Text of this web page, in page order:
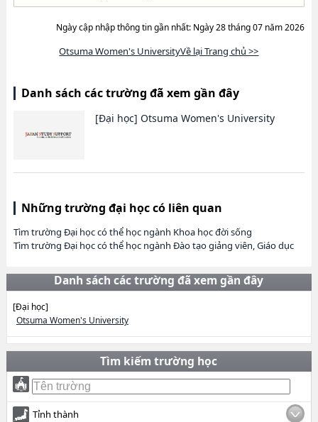
Ngày cập nhập thông tin gần nhất: Ngày 28 tháng 07 năm 2026
Otsuma Women's UniversityVề lại Trang chủ >>
Danh sách các trường đã xem gần đây
[Đại học] Otsuma Women's University
Những trường đại học có liên quan
Tìm trường Đại học có thể học ngành Khoa học đời sống
Tìm trường Đại học có thể học ngành Đào tạo giảng viên, Giáo dục
Danh sách các trường đã xem gần đây
[Đại học]
Otsuma Women's University
Tìm kiếm trường học
Tỉnh thành